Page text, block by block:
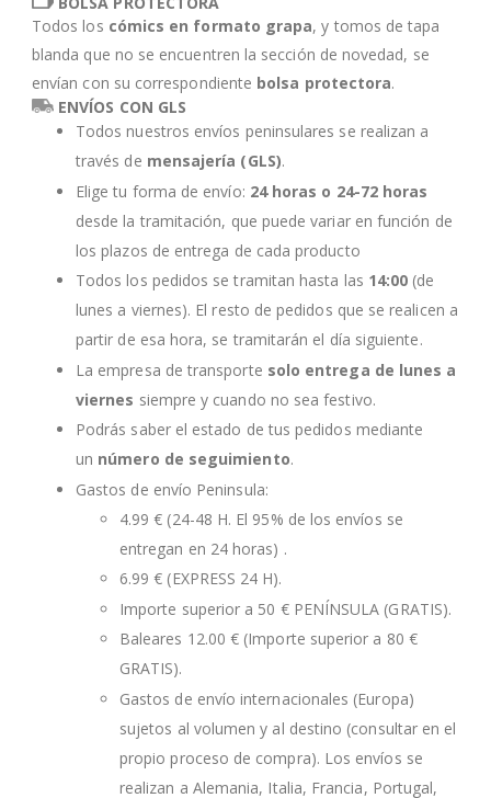
Todos los cómics en formato grapa, y tomos de tapa
blanda que no se encuentren la sección de novedad, se
envían con su correspondiente bolsa protectora.
ENVÍOS CON GLS
Todos nuestros envíos peninsulares se realizan a
través de mensajería (GLS).
Elige tu forma de envío: 24 horas o 24-72 horas
desde la tramitación, que puede variar en función de
los plazos de entrega de cada producto
Todos los pedidos se tramitan hasta las 14:00 (de
lunes a viernes). El resto de pedidos que se realicen a
partir de esa hora, se tramitarán el día siguiente.
La empresa de transporte solo entrega de lunes a
viernes siempre y cuando no sea festivo.
Podrás saber el estado de tus pedidos mediante
un número de seguimiento.
Gastos de envío Peninsula:
4.99 € (24-48 H. El 95% de los envíos se
entregan en 24 horas) .
6.99 € (EXPRESS 24 H).
Importe superior a 50 € PENÍNSULA (GRATIS).
Baleares 12.00 € (Importe superior a 80 €
GRATIS).
Gastos de envío internacionales (Europa)
sujetos al volumen y al destino (consultar en el
propio proceso de compra). Los envíos se
realizan a Alemania, Italia, Francia, Portugal,